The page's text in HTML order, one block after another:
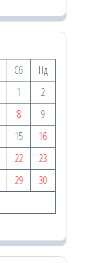
Сб
Нд
1
2
8
9
15
16
22
23
29
30